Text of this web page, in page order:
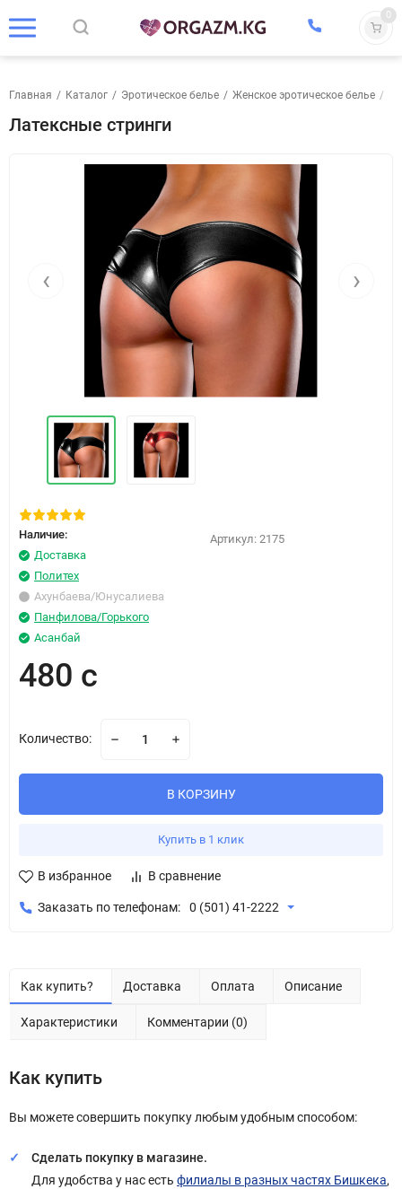
0
Главная / Каталог / Эротическое белье / Женское эротическое белье /
Латексные стринги
‹ ›
Наличие:
Доставка
Политех
Ахунбаева/Юнусалиева
Панфилова/Горького
Асанбай
Артикул: 2175
480 с
Количество:
В КОРЗИНУ
Купить в 1 клик
В избранное В сравнение
Заказать по телефонам: 0 (501) 41-2222
Как купить? Доставка Оплата Описание
Характеристики Комментарии (0)
Как купить
Вы можете совершить покупку любым удобным способом:
Сделать покупку в магазине.
Для удобства у нас есть филиалы в разных частях Бишкека,